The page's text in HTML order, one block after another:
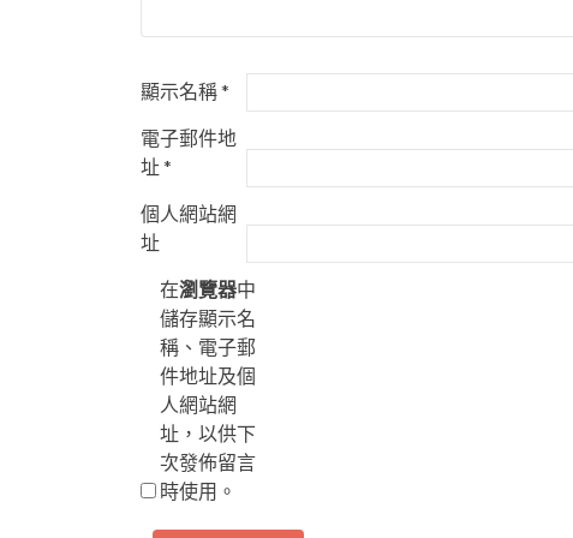
顯示名稱*
電子郵件地
址*
個人網站網
址
在瀏覽器中
儲存顯示名
稱、電子郵
件地址及個
人網站網
址，以供下
次發佈留言
時使用。